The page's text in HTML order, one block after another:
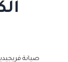
صيانة